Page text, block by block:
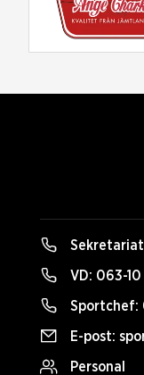
VD: 063-
Sportchef:
E-post:
Personal